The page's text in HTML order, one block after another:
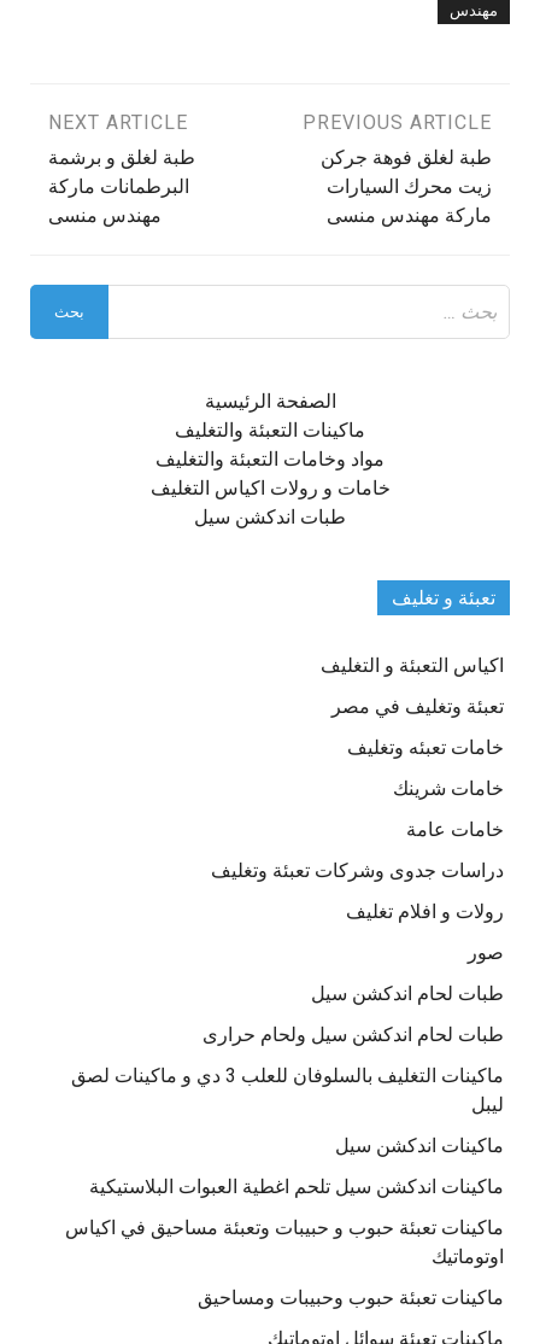
مهندس
تصفّح
المقالات
PREVIOUS ARTICLE
طبة لغلق فوهة جركن
زيت محرك السيارات
ماركة مهندس منسى
NEXT ARTICLE
طبة لغلق و برشمة
البرطمانات ماركة
مهندس منسى
عن:
الصفحة الرئيسية
ماكينات التعبئة والتغليف
مواد وخامات التعبئة والتغليف
خامات و رولات اكياس التغليف
طبات اندكشن سيل
تعبئة و تغليف
اكياس التعبئة و التغليف
تعبئة وتغليف في مصر
خامات تعبئه وتغليف
خامات شرينك
خامات عامة
دراسات جدوى وشركات تعبئة وتغليف
رولات و افلام تغليف
صور
طبات لحام اندكشن سيل
طبات لحام اندكشن سيل ولحام حرارى
ماكينات التغليف بالسلوفان للعلب 3 دي و ماكينات لصق
ليبل
ماكينات اندكشن سيل
ماكينات اندكشن سيل تلحم اغطية العبوات البلاستيكية
ماكينات تعبئة حبوب و حبيبات وتعبئة مساحيق في اكياس
اوتوماتيك
ماكينات تعبئة حبوب وحبيبات ومساحيق
ماكينات تعبئة سوائل اوتوماتيك